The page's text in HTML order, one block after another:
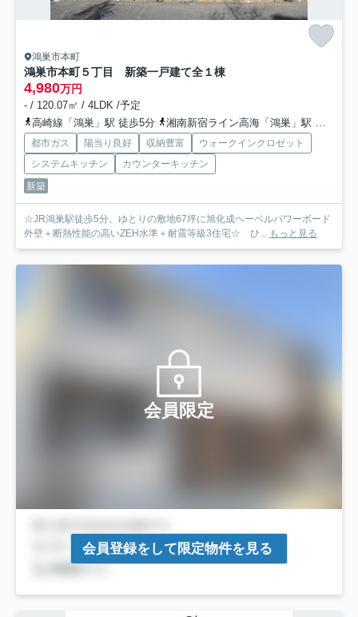
鴻巣市本町
鴻巣市本町５丁目 新築一戸建て全１棟
4,980万円
- / 120.07㎡ / 4LDK /予定
高崎線「鴻巣」駅 徒歩5分
湘南新宿ライン高海「鴻巣」駅 徒歩5分
都市ガス 陽当り良好 収納豊富
ウォークインクロゼット
システムキッチン
カウンターキッチン
新築
☆JR鴻巣駅徒歩5分、ゆとりの敷地67坪に旭化成ヘーベルパワーボード
外壁＋断熱性能の高いZEH水準＋耐震等級3住宅☆ ひ...
もっと見る
会員限定
会員登録をして限定物件を見る